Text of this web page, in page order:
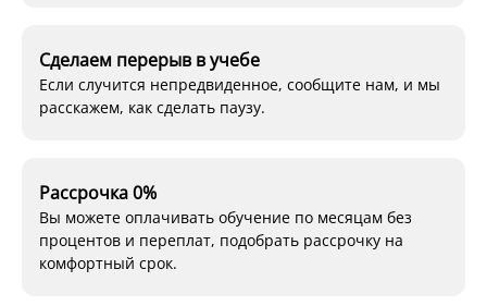
Сделаем перерыв в учебе
Если случится непредвиденное, сообщите нам, и мы
расскажем, как сделать паузу.
Рассрочка 0%
Вы можете оплачивать обучение по месяцам без
процентов и переплат, подобрать рассрочку на
комфортный срок.